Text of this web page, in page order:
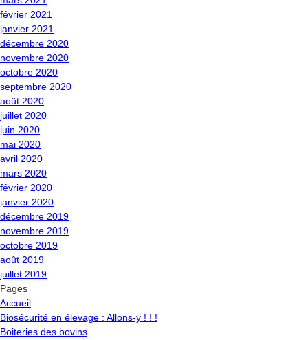
février 2021
janvier 2021
décembre 2020
novembre 2020
octobre 2020
septembre 2020
août 2020
juillet 2020
juin 2020
mai 2020
avril 2020
mars 2020
février 2020
janvier 2020
décembre 2019
novembre 2019
octobre 2019
août 2019
juillet 2019
Pages
Accueil
Biosécurité en élevage : Allons-y ! ! !
Boiteries des bovins